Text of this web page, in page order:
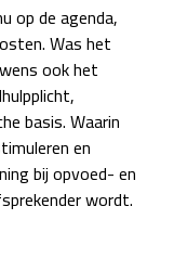
op de agenda,
Was het
ook het
basis. Waarin
en
bij opvoed- en
wordt.